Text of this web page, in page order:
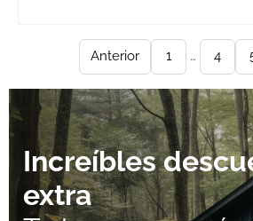
Anterior 1 … 4
Increíbles
extra